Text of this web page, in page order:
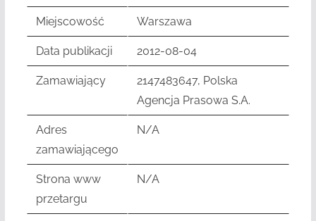
Miejscowość Warszawa
Data publikacji 2012-08-04
Zamawiający
2147483647, Polska
Agencja Prasowa S.A.
Adres
zamawiającego
N/A
Strona www
przetargu
N/A